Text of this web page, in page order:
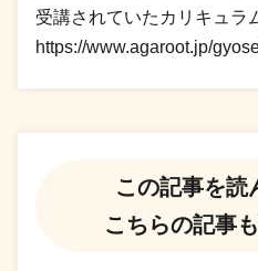
受講されていたカリキュラ
https://www.agaroot.jp/
この記事を読
こちらの記事